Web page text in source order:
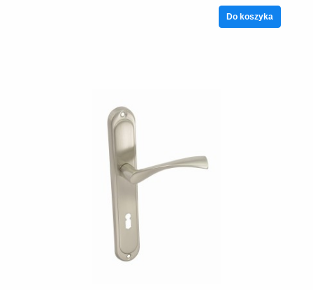
Do koszyka